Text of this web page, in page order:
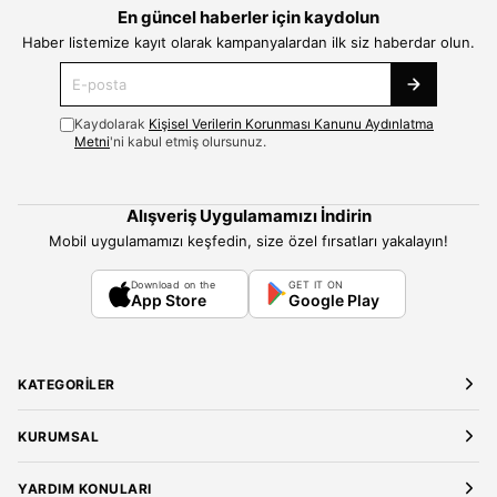
En güncel haberler için kaydolun
Haber listemize kayıt olarak kampanyalardan ilk siz haberdar olun.
Kaydolarak Kişisel Verilerin Korunması Kanunu Aydınlatma
Metni'ni kabul etmiş olursunuz.
Alışveriş Uygulamamızı İndirin
Mobil uygulamamızı keşfedin, size özel fırsatları yakalayın!
Download on the
App Store
GET IT ON
Google Play
KATEGORILER
KURUMSAL
YARDIM KONULARI